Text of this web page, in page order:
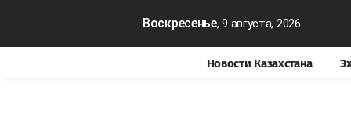
Воскресенье, 9 августа, 2026
Новости Казахстана